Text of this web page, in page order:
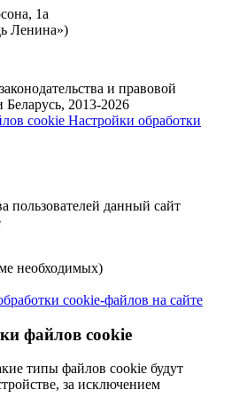
1а
Ленина»)
и правовой
2013-2026
cookie Настройки обработки
пользователей данный сайт
необходимых)
cookie-файлов на сайте
файлов cookie
типы файлов cookie будут
за исключением